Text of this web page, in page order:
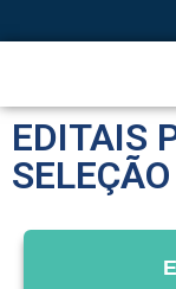
EDITAIS